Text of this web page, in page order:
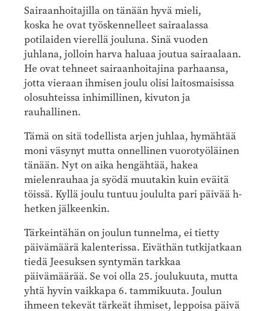
Sairaanhoitajilla on tänään hyvä mieli,
koska he ovat työskennelleet sairaalassa
potilaiden vierellä jouluna. Sinä vuoden
juhlana, jolloin harva haluaa joutua sairaalaan.
He ovat tehneet sairaanhoitajina parhaansa,
jotta vieraan ihmisen joulu olisi laitosmaisissa
olosuhteissa inhimillinen, kivuton ja
rauhallinen.
Tämä on sitä todellista arjen juhlaa, hymähtää
moni väsynyt mutta onnellinen vuorotyöläinen
tänään. Nyt on aika hengähtää, hakea
mielenrauhaa ja syödä muutakin kuin eväitä
töissä. Kyllä joulu tuntuu joululta pari päivää h-
hetken jälkeenkin.
Tärkeintähän on joulun tunnelma, ei tietty
päivämäärä kalenterissa. Eiväthän tutkijatkaan
tiedä Jeesuksen syntymän tarkkaa
päivämäärää. Se voi olla 25. joulukuuta, mutta
yhtä hyvin vaikkapa 6. tammikuuta. Joulun
ihmeen tekevät tärkeät ihmiset, leppoisa päivä